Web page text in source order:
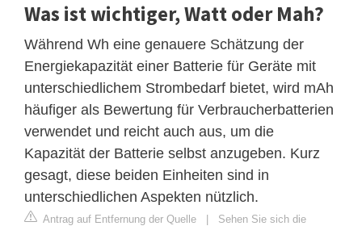
Was ist wichtiger, Watt oder Mah?
Während Wh eine genauere Schätzung der
Energiekapazität einer Batterie für Geräte mit
unterschiedlichem Strombedarf bietet, wird mAh
häufiger als Bewertung für Verbraucherbatterien
verwendet und reicht auch aus, um die
Kapazität der Batterie selbst anzugeben. Kurz
gesagt, diese beiden Einheiten sind in
unterschiedlichen Aspekten nützlich.
Antrag auf Entfernung der Quelle | Sehen Sie sich die